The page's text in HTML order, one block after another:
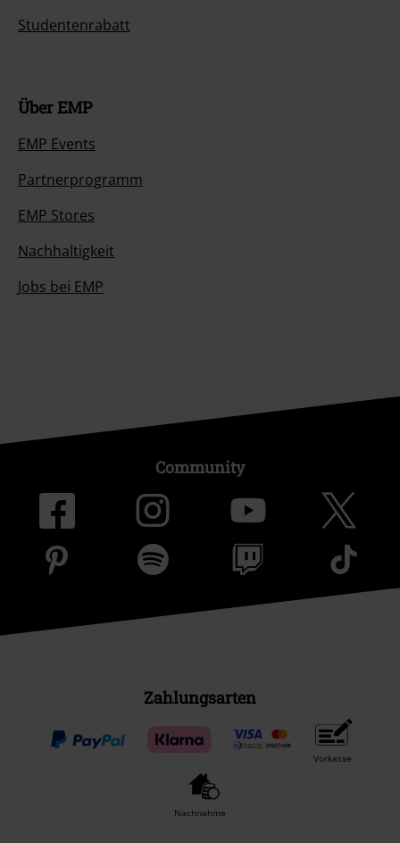
Studentenrabatt
Über EMP
EMP Events
Partnerprogramm
EMP Stores
Nachhaltigkeit
Jobs bei EMP
Community
Zahlungsarten
Vorkasse
Nachnahme